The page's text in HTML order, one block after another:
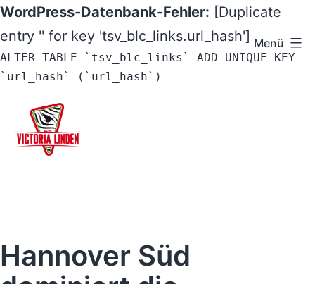
WordPress-Datenbank-Fehler: [Duplicate
entry '' for key 'tsv_blc_links.url_hash']
ALTER TABLE `tsv_blc_links` ADD UNIQUE KEY
`url_hash` (`url_hash`)
Inhalt
springen
-
Menü
Hannover Süd